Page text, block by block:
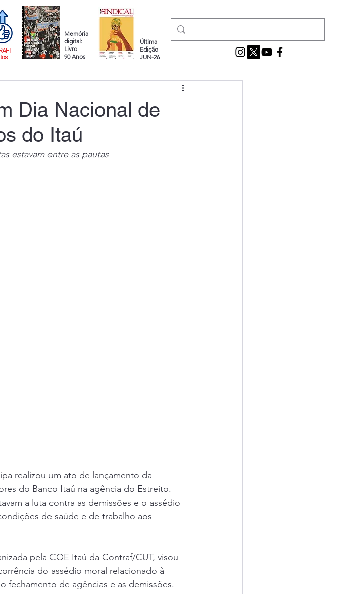
Memória
digital:
Livro
90 Anos
Última
Edição
JUN-26
Dia Nacional de
do Itaú
estavam entre as pautas
realizou um ato de lançamento da
do Banco Itaú na agência do Estreito.
a luta contra as demissões e o assédio
de saúde e de trabalho aos
pela COE Itaú da Contraf/CUT, visou
do assédio moral relacionado à
fechamento de agências e as demissões.